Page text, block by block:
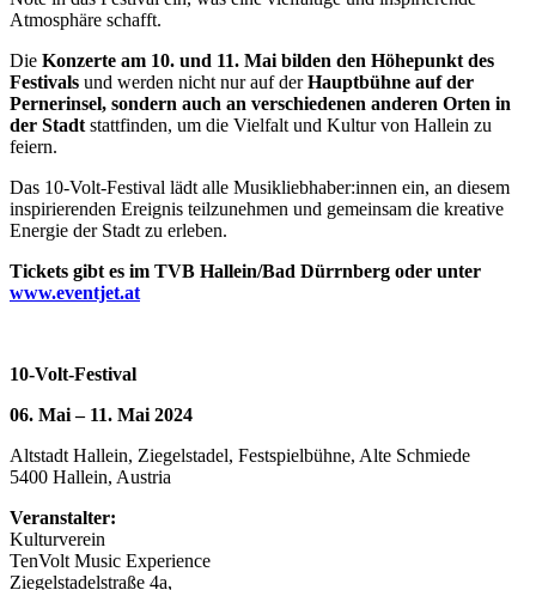
Atmosphäre schafft.
Die Konzerte am 10. und 11. Mai bilden den Höhepunkt des
Festivals und werden nicht nur auf derHauptbühne auf der
Pernerinsel, sondern auch an verschiedenen anderen Orten in
der Stadt stattfinden, um die Vielfalt und Kultur von Hallein zu
feiern.
Das 10-Volt-Festival lädt alle Musikliebhaber:innen ein, an diesem
inspirierenden Ereignis teilzunehmen und gemeinsam die kreative
Energie der Stadt zu erleben.
Tickets gibt es im TVB Hallein/Bad Dürrnberg oder unter
www.eventjet.at
10-Volt-Festival
06. Mai – 11. Mai 2024
Altstadt Hallein, Ziegelstadel, Festspielbühne, Alte Schmiede
5400 Hallein, Austria
Veranstalter:
Kulturverein
TenVolt Music Experience
Ziegelstadelstraße 4a,